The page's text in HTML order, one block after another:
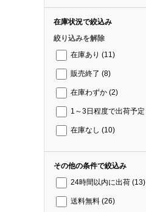
在庫状況で絞込み
絞り込みを解除
在庫あり (11)
販売終了 (8)
在庫わずか (2)
1～3日程度で出荷予定
在庫なし (10)
その他の条件で絞込み
24時間以内に出荷 (13)
送料無料 (26)